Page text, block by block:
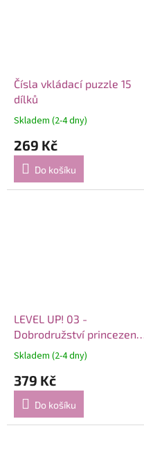
Čísla vkládací puzzle 15
dílků
Skladem (2-4 dny)
269 Kč
Do košíku
LEVEL UP! 03 -
Dobrodružství princezen
puzzle 3v1 (24. 30 a 35
Skladem (2-4 dny)
379 Kč
Do košíku